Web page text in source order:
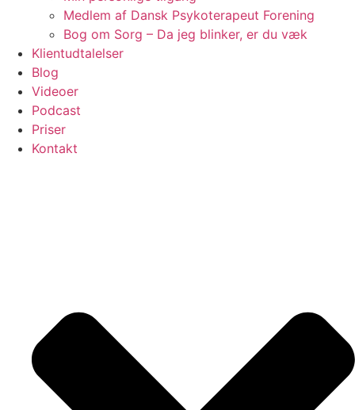
Medlem af Dansk Psykoterapeut Forening
Bog om Sorg – Da jeg blinker, er du væk
Klientudtalelser
Blog
Videoer
Podcast
Priser
Kontakt